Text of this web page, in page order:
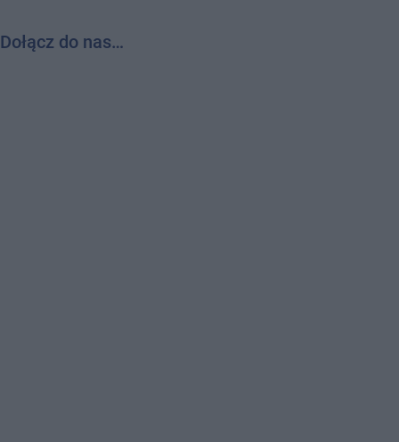
Dołącz do nas…